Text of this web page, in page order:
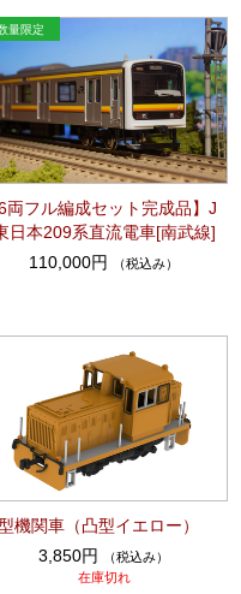
6両フル編成セット完成品】J
日本209系直流電車[南武線]
110,000円
（税込み）
機関車（凸型イエロー）
3,850円
（税込み）
在庫切れ